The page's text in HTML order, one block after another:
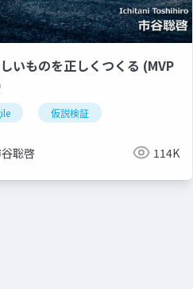
いものを正しくつくる (MVP
仮説検証
聡啓 114K